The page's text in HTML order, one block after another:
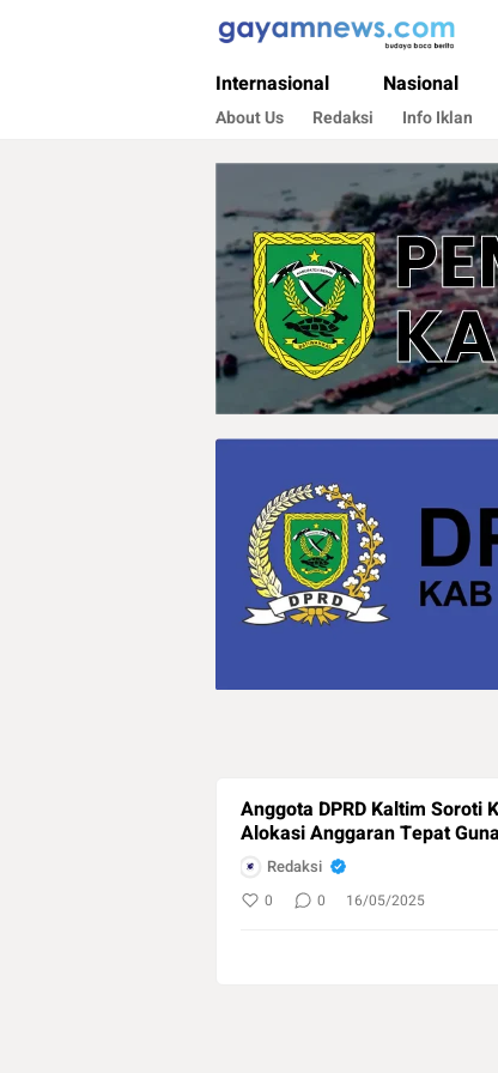
Gayamnews.com
Budaya Baca Berita
Internasional Nasional
About Us Redaksi Info Iklan
Anggota DPRD Kaltim Soroti
Alokasi Anggaran Tepat Guna
Redaksi
0 0 16/05/2025